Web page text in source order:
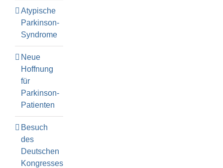
Atypische
Parkinson-
Syndrome
Neue
Hoffnung
für
Parkinson-
Patienten
Besuch
des
Deutschen
Kongresses